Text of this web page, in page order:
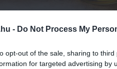
- Do Not Process My
opt-out of the sale, sharing to
for targeted advertising by